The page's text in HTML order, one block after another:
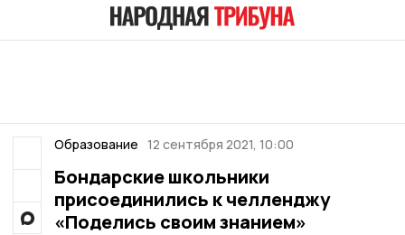
Образование 12 сентября 2021, 10:00
Бондарские школьники
присоединились к челленджу
«Поделись своим знанием»